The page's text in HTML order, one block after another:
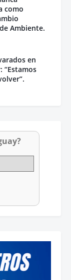
como
Ambiente.
en
“Estamos